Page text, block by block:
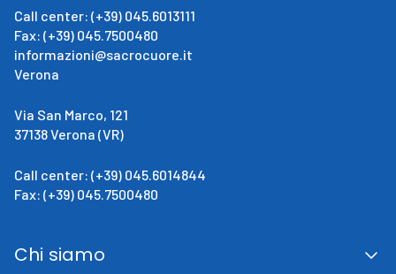
Call center: (+39) 045.6013111
Fax: (+39) 045.7500480
informazioni@sacrocuore.it
Verona
Via San Marco, 121
37138 Verona (VR)
Call center: (+39) 045.6014844
Fax: (+39) 045.7500480
Chi siamo